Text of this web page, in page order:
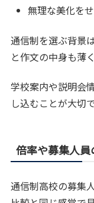
無理な美化を
通信制を選ぶ背景
と作文の中身も薄
学校案内や説明会
し込むことが大切で
倍率や募集人
通信制高校の募集